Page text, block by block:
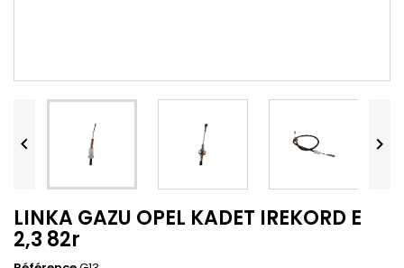
 
 
LINKA GAZU OPEL KADET IREKORD E
2,3 82r